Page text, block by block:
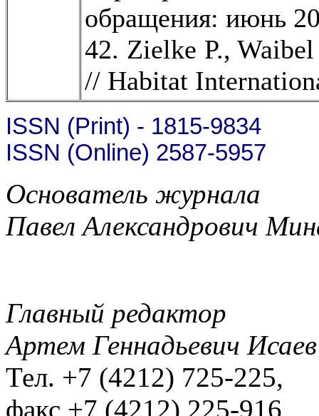
обращения: июнь
42. Zielke P.,
// Habitat
ISSN (Print) - 1815-9834
ISSN (Online) 2587-5957
Основатель журнала
Павел Александрович
Главный редактор
Артем Геннадьевич Исаев
Тел. +7 (4212) 725-225,
факс +7 (4212) 225-916,